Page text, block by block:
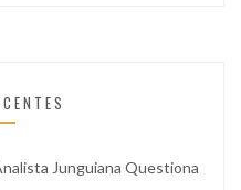
Junguiana Questiona